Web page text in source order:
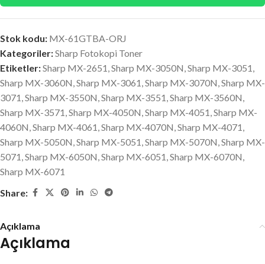
Stok kodu: MX-61GTBA-ORJ
Kategoriler:Sharp Fotokopi Toner
Etiketler:Sharp MX-2651,Sharp MX-3050N,Sharp MX-3051,
Sharp MX-3060N,Sharp MX-3061,Sharp MX-3070N,Sharp MX-
3071,Sharp MX-3550N,Sharp MX-3551,Sharp MX-3560N,
Sharp MX-3571,Sharp MX-4050N,Sharp MX-4051,Sharp MX-
4060N,Sharp MX-4061,Sharp MX-4070N,Sharp MX-4071,
Sharp MX-5050N,Sharp MX-5051,Sharp MX-5070N,Sharp MX-
5071,Sharp MX-6050N,Sharp MX-6051,Sharp MX-6070N,
Sharp MX-6071
Share:
Açıklama
Açıklama